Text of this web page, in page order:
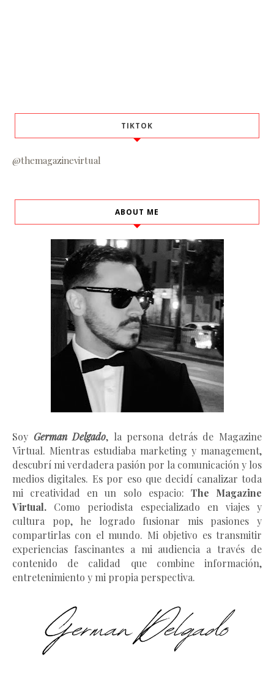
TIKTOK
@themagazinevirtual
ABOUT ME
Soy German Delgado, la persona detrás de Magazine
Virtual. Mientras estudiaba marketing y management,
descubrí mi verdadera pasión por la comunicación y los
medios digitales. Es por eso que decidí canalizar toda
mi creatividad en un solo espacio: The Magazine
Virtual. Como periodista especializado en viajes y
cultura pop, he logrado fusionar mis pasiones y
compartirlas con el mundo. Mi objetivo es transmitir
experiencias fascinantes a mi audiencia a través de
contenido de calidad que combine información,
entretenimiento y mi propia perspectiva.